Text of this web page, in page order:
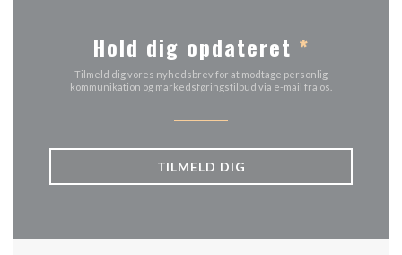
Hold dig opdateret *
Tilmeld dig vores nyhedsbrev for at modtage personlig
kommunikation og markedsføringstilbud via e-mail fra os.
TILMELD DIG